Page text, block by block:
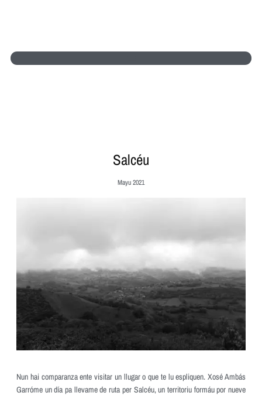
Salcéu
Mayu 2021
Nun hai comparanza ente visitar un llugar o que te lu espliquen. Xosé Ambás
Garróme un día pa llevame de ruta per Salcéu, un territoriu formáu por nueve